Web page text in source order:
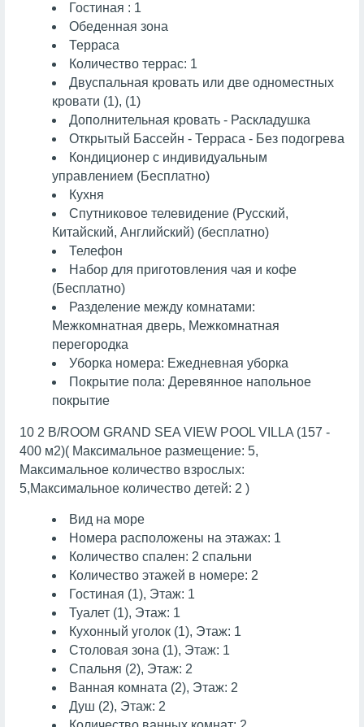
Гостиная : 1
Обеденная зона
Терраса
Количество террас: 1
Двуспальная кровать или две одноместных
кровати (1), (1)
Дополнительная кровать - Раскладушка
Открытый Бассейн - Терраса - Без подогрева
Кондиционер с индивидуальным
управлением (Бесплатно)
Кухня
Спутниковое телевидение (Русский,
Китайский, Английский) (бесплатно)
Телефон
Набор для приготовления чая и кофе
(Бесплатно)
Разделение между комнатами:
Межкомнатная дверь, Межкомнатная
перегородка
Уборка номера: Ежедневная уборка
Покрытие пола: Деревянное напольное
покрытие
10 2 B/ROOM GRAND SEA VIEW POOL VILLA (157 -
400 м2)( Максимальное размещение: 5,
Максимальное количество взрослых:
5,Максимальное количество детей: 2 )
Вид на море
Номера расположены на этажах: 1
Количество спален: 2 спальни
Количество этажей в номере: 2
Гостиная (1), Этаж: 1
Туалет (1), Этаж: 1
Кухонный уголок (1), Этаж: 1
Cтоловая зона (1), Этаж: 1
Спальня (2), Этаж: 2
Ванная комната (2), Этаж: 2
Душ (2), Этаж: 2